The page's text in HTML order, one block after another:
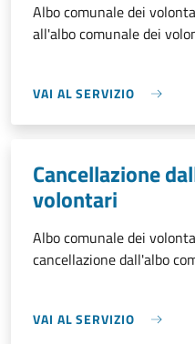
Albo comunale dei
all'albo comunale dei
VAI AL SERVIZIO
Cancellazione
volontari
Albo comunale dei
cancellazione dall'albo
VAI AL SERVIZIO